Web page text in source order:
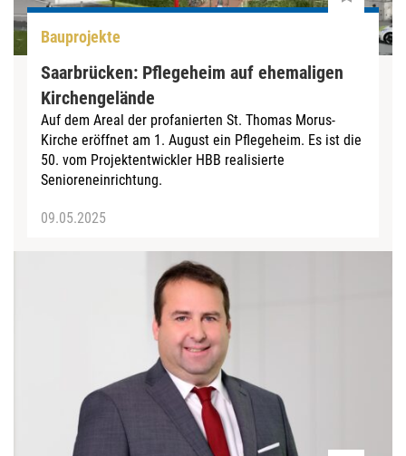
Bauprojekte
Saarbrücken: Pflegeheim auf ehemaligen
Kirchengelände
Auf dem Areal der profanierten St. Thomas Morus-
Kirche eröffnet am 1. August ein Pflegeheim. Es ist die
50. vom Projektentwickler HBB realisierte
Senioreneinrichtung.
09.05.2025